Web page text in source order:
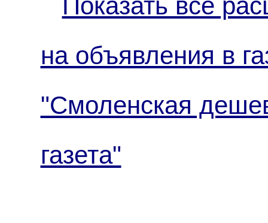
Показать все
на объявления в
"Смоленская
газета"